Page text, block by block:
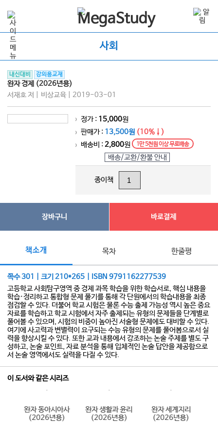
사회
내신대비 강의용교재
완자 경제 (2026년용)
서재호 저 | 비상교육 | 2019-03-01
> 정가 : 15,000원
> 판매가 : 13,500원 (10%↓)
> 배송비 :2,800원 1만 5천원 이상 무료배송
배송/교환/환불 안내
종이책
장바구니 바로결제
책소개 목차 한줄평
쪽수 301 | 크기 210*265 | ISBN 9791162277539
고등학교 사회탐구영역 중 경제 과목 학습을 위한 학습서로, 핵심 내용을
학습·정리하고 통합형 문제 풀기를 통해 각 단원에서의 학습내용을 최종
점검할 수 있다. 더불어 학교 시험은 물론 수능 출제 가능성 역시 높은 중요
자료를 학습하고 학교 시험에서 자주 출제되는 유형의 문제들을 단계별로
풀어볼 수 있으며, 시험의 비중이 높아진 서술형 문제에도 대비할 수 있다.
여기에 사고력과 변별력이 요구되는 수능 유형의 문제를 풀어봄으로서 실
력을 향상시킬 수 있다. 또한 교과 내용에서 강조하는 논술 주제를 별도 구
성하고, 논술 포인트, 자료 분석을 통해 입체적인 논술 답안을 제공함으로
서 논술 영역에서도 실력을 다질 수 있다.
이 도서와 같은 시리즈
완자 동아시아사
(2026년용)
완자 생활과 윤리
(2026년용)
완자 세계지리
(2026년용)